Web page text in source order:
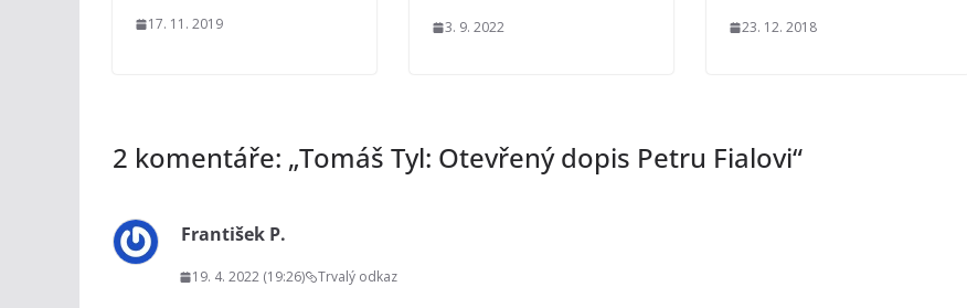
17. 11. 2019 3. 9. 2022 23. 12. 2018
2 komentáře: „Tomáš Tyl: Otevřený dopis Petru Fialovi“
František P.
19. 4. 2022 (19:26) Trvalý odkaz